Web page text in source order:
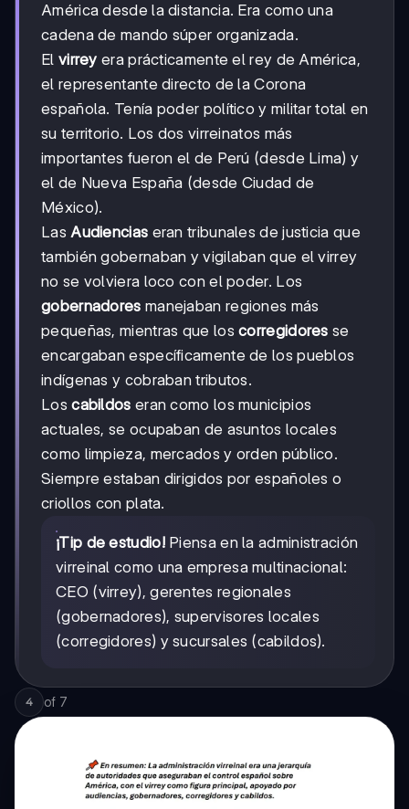
América desde la distancia. Era como una
cadena de mando súper organizada.
El virrey era prácticamente el rey de América,
el representante directo de la Corona
española. Tenía poder político y militar total en
su territorio. Los dos virreinatos más
importantes fueron el de Perú (desde Lima) y
el de Nueva España (desde Ciudad de
México).
LasAudiencias eran tribunales de justicia que
también gobernaban y vigilaban que el virrey
no se volviera loco con el poder. Los
gobernadores manejaban regiones más
pequeñas, mientras que loscorregidores se
encargaban específicamente de los pueblos
indígenas y cobraban tributos.
Loscabildos eran como los municipios
actuales, se ocupaban de asuntos locales
como limpieza, mercados y orden público.
Siempre estaban dirigidos por españoles o
criollos con plata.
¡Tip de estudio!Piensa en la administración
virreinal como una empresa multinacional:
CEO (virrey), gerentes regionales
(gobernadores), supervisores locales
(corregidores) y sucursales (cabildos).
4 of 7